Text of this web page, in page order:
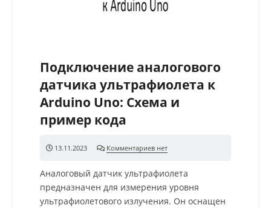
Подключение аналогового
датчика ультрафиолета к
Arduino Uno: Схема и
пример кода
13.11.2023 Комментариев нет
Аналоговый датчик ультрафиолета
предназначен для измерения уровня
ультрафиолетового излучения. Он оснащен